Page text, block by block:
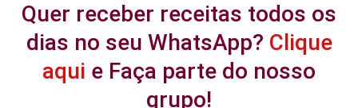
Quer receber receitas todos os
dias no seu WhatsApp? Clique
aqui e Faça parte do nosso
grupo!